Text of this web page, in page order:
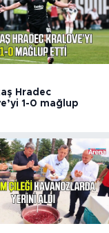
Hradec
1-0 mağlup